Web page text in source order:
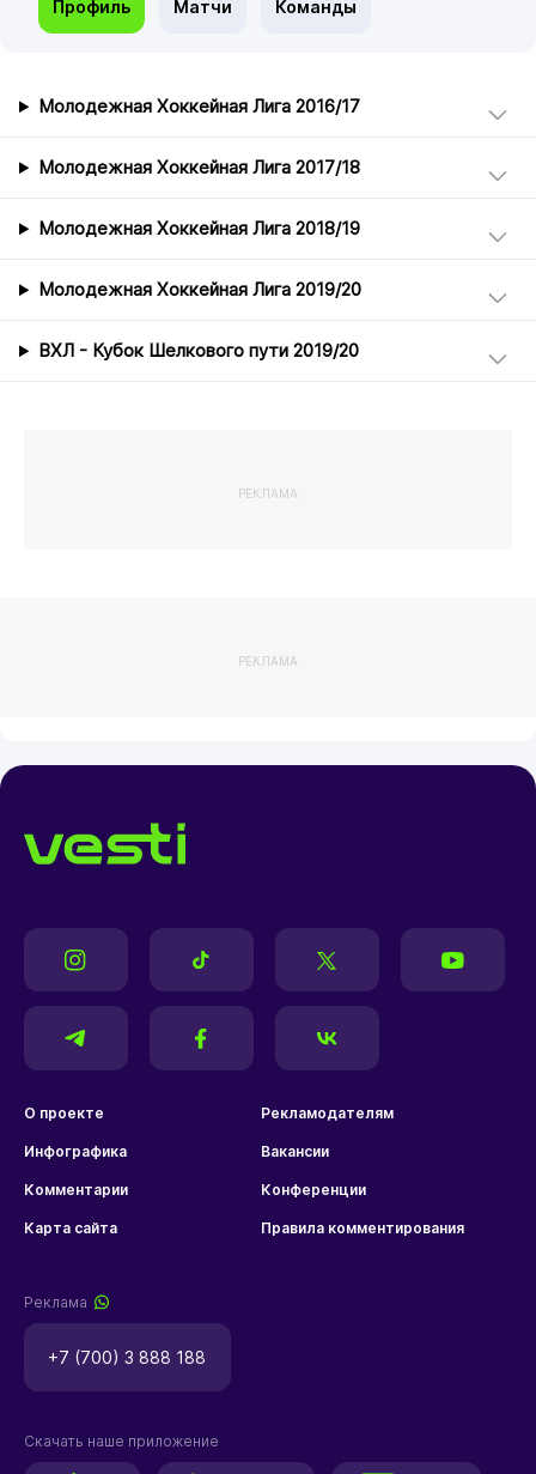
Профиль Матчи Команды
Молодежная Хоккейная Лига 2016/17
Молодежная Хоккейная Лига 2017/18
Молодежная Хоккейная Лига 2018/19
Молодежная Хоккейная Лига 2019/20
ВХЛ - Кубок Шелкового пути 2019/20
РЕКЛАМА
РЕКЛАМА
О проекте Рекламодателям
Инфографика Вакансии
Комментарии Конференции
Карта сайта Правила комментирования
Реклама
+7 (700) 3 888 188
Скачать наше приложение